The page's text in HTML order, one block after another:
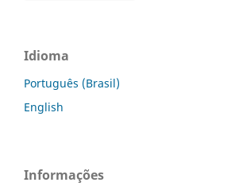
Idioma
Português (Brasil)
English
Informações